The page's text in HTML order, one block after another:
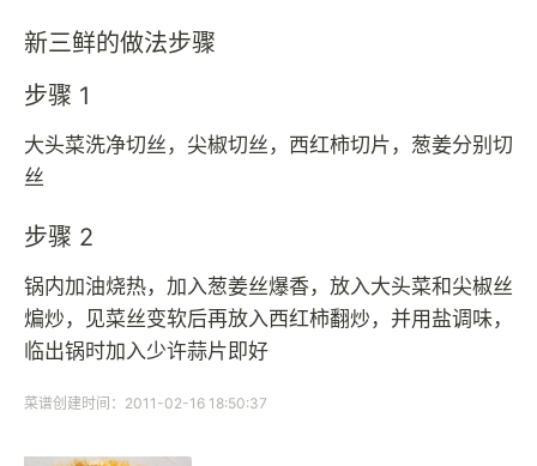
新三鲜的做法步骤
步骤 1
大头菜洗净切丝，尖椒切丝，西红柿切片，葱姜分别切
丝
步骤 2
锅内加油烧热，加入葱姜丝爆香，放入大头菜和尖椒丝
煸炒，见菜丝变软后再放入西红柿翻炒，并用盐调味，
临出锅时加入少许蒜片即好
菜谱创建时间：2011-02-16 18:50:37